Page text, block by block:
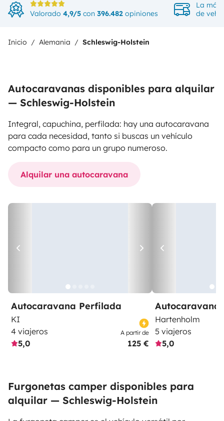
Valorado 4,9/5 con 396.482 opiniones
La más
de
Inicio Alemania Schleswig-Holstein
Autocaravanas disponibles para alquilar
— Schleswig-Holstein
Integral, capuchina, perfilada: hay una autocaravana
para cada necesidad, tanto si buscas un vehículo
compacto como para un grupo numeroso.
Alquilar una autocaravana
Autocaravana Perfilada
KI
4 viajeros
5,0
A partir de
125 €
Autocaravana
Hartenholm
5 viajeros
5,0
Furgonetas camper disponibles para
alquilar — Schleswig-Holstein